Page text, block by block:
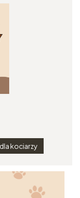
dla kociarzy